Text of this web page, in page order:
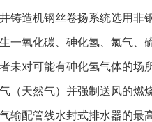
铸造机钢丝卷扬系统选用
生一氧化碳、砷化氢、氯气
未对可能有砷化氢气体的场
气（天然气）并强制送风的
气输配管线水封式排水器的